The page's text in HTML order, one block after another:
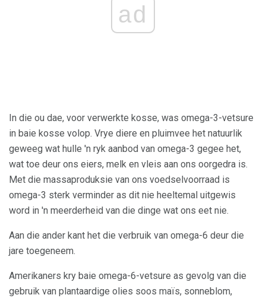
ad
In die ou dae, voor verwerkte kosse, was omega-3-vetsure
in baie kosse volop. Vrye diere en pluimvee het natuurlik
geweeg wat hulle 'n ryk aanbod van omega-3 gegee het,
wat toe deur ons eiers, melk en vleis aan ons oorgedra is.
Met die massaproduksie van ons voedselvoorraad is
omega-3 sterk verminder as dit nie heeltemal uitgewis
word in 'n meerderheid van die dinge wat ons eet nie.
Aan die ander kant het die verbruik van omega-6 deur die
jare toegeneem.
Amerikaners kry baie omega-6-vetsure as gevolg van die
gebruik van plantaardige olies soos maïs, sonneblom,